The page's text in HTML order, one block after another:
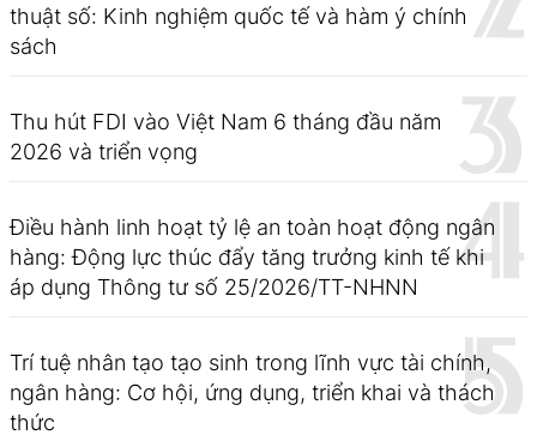
thuật số: Kinh nghiệm quốc tế và hàm ý chính
sách
Thu hút FDI vào Việt Nam 6 tháng đầu năm
2026 và triển vọng
Điều hành linh hoạt tỷ lệ an toàn hoạt động ngân
hàng: Động lực thúc đẩy tăng trưởng kinh tế khi
áp dụng Thông tư số 25/2026/TT-NHNN
Trí tuệ nhân tạo tạo sinh trong lĩnh vực tài chính,
ngân hàng: Cơ hội, ứng dụng, triển khai và thách
thức